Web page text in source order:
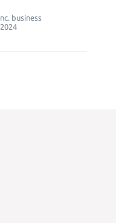
business